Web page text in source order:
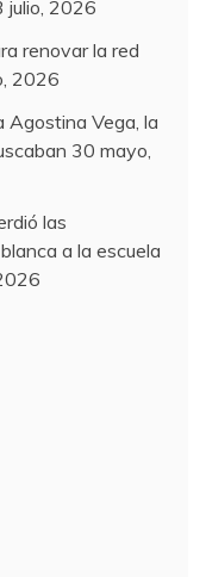
julio, 2026
renovar la red
2026
Agostina Vega, la
30 mayo,
las
a la escuela